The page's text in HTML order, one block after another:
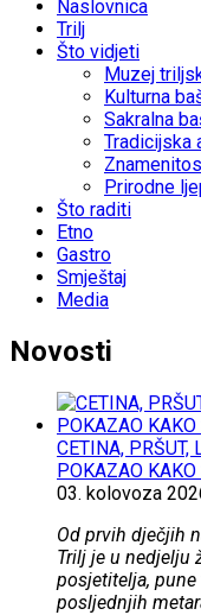
Naslovnica
Trilj
Što vidjeti
Muzej
Kulturna
Sakralna
Tradicijska
Prirodne
Što raditi
Etno
Gastro
Smještaj
Media
Novosti
CETINA,
POKAZAO
03. kolovoza
Od prvih dječjih
Trilj je u nedjelju
posjetitelja,
posljednjih